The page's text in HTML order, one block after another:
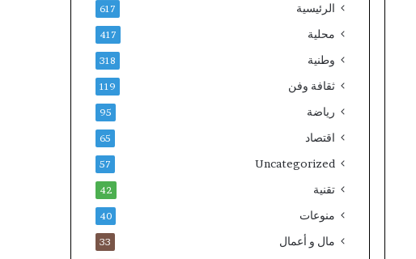
الرئيسية 617
محلية 417
وطنية 318
ثقافة وفن 119
رياضة 95
اقتصاد 65
Uncategorized
57
تقنية 42
منوعات 40
مال و أعمال 33